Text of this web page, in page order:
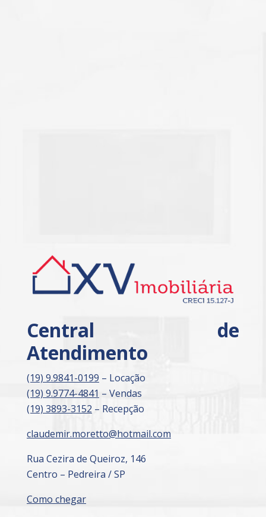
Central de
Atendimento
(19) 9.9841-0199 – Locação
(19) 9.9774-4841 – Vendas
(19) 3893-3152 – Recepção
claudemir.moretto@hotmail.com
Rua Cezira de Queiroz, 146
Centro – Pedreira / SP
Como chegar